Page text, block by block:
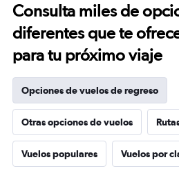
Consulta miles de
diferentes que te
para tu próximo viaje
Opciones de vuelos de regreso
Otras opciones de vuelos
Vuelos populares Vuelos por